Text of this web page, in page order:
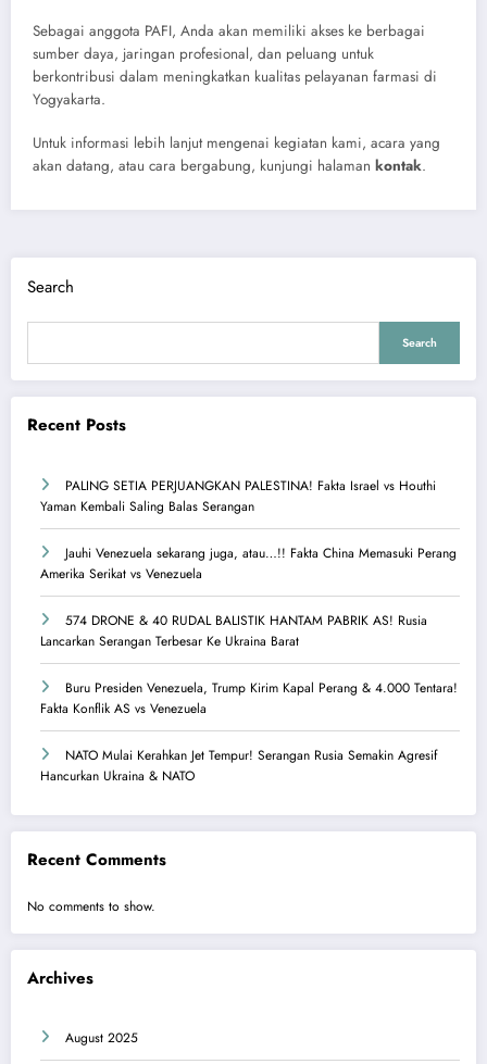
Sebagai anggota PAFI, Anda akan memiliki akses ke berbagai
sumber daya, jaringan profesional, dan peluang untuk
berkontribusi dalam meningkatkan kualitas pelayanan farmasi di
Yogyakarta.
Untuk informasi lebih lanjut mengenai kegiatan kami, acara yang
akan datang, atau cara bergabung, kunjungi halaman kontak.
Search
Search
Recent Posts
PALING SETIA PERJUANGKAN PALESTINA! Fakta Israel vs Houthi
Yaman Kembali Saling Balas Serangan
Jauhi Venezuela sekarang juga, atau…!! Fakta China Memasuki Perang
Amerika Serikat vs Venezuela
574 DRONE & 40 RUDAL BALISTIK HANTAM PABRIK AS! Rusia
Lancarkan Serangan Terbesar Ke Ukraina Barat
Buru Presiden Venezuela, Trump Kirim Kapal Perang & 4.000 Tentara!
Fakta Konflik AS vs Venezuela
NATO Mulai Kerahkan Jet Tempur! Serangan Rusia Semakin Agresif
Hancurkan Ukraina & NATO
Recent Comments
No comments to show.
Archives
August 2025